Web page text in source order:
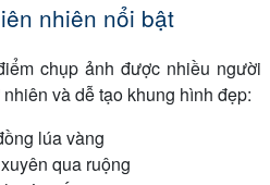
nhiên nổi bật
chụp ảnh được nhiều người
và dễ tạo khung hình đẹp:
lúa vàng
qua ruộng